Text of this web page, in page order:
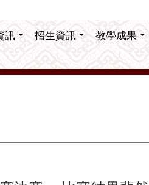
訊 招生資訊 教學成果